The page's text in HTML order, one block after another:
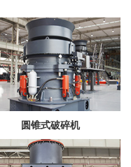
圆锥式破碎机